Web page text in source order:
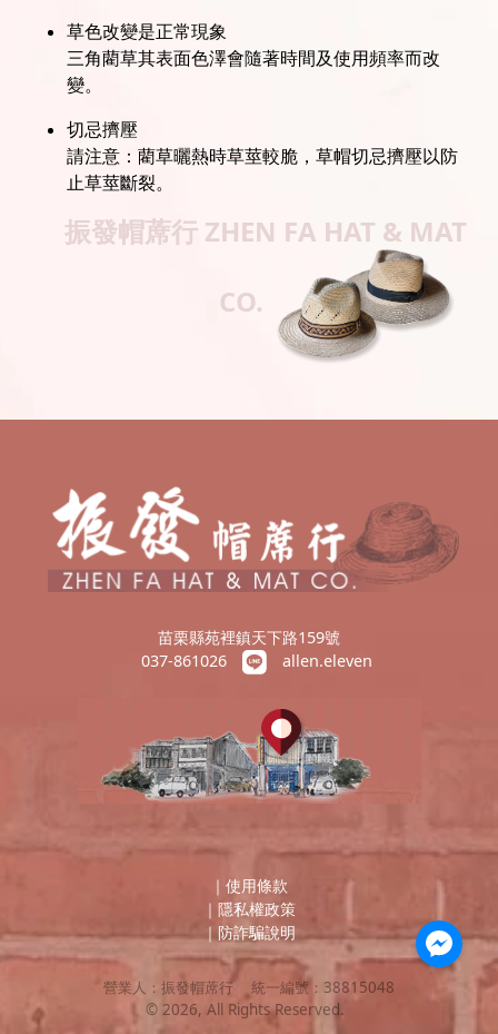
草色改變是正常現象
三角藺草其表面色澤會隨著時間及使用頻率而改
變。
切忌擠壓
請注意：藺草曬熱時草莖較脆，草帽切忌擠壓以防
止草莖斷裂。
振發帽蓆行 ZHEN FA HAT & MAT
CO.
苗栗縣苑裡鎮天下路159號
037-861026
allen.eleven
｜ 使用條款
｜ 隱私權政策
｜防詐騙說明
營業人： 振發帽蓆行 統一編號： 38815048
© 2026, All Rights Reserved.